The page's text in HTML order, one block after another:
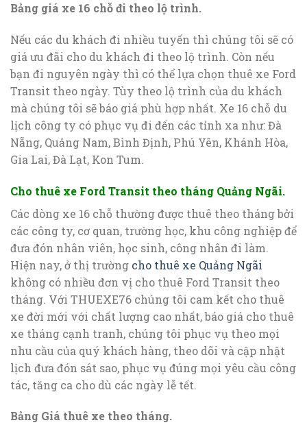
Bảng giá xe 16 chỗ đi theo lộ trình.
Nếu các du khách đi nhiều tuyến thì chúng tôi sẽ có
giá ưu đãi cho du khách đi theo lộ trình. Còn nếu
bạn đi nguyên ngày thì có thể lựa chọn thuê xe Ford
Transit theo ngày. Tùy theo lộ trình của du khách
mà chúng tôi sẽ báo giá phù hợp nhất. Xe 16 chỗ du
lịch công ty có phục vụ đi đến các tỉnh xa như: Đà
Nẵng, Quảng Nam, Bình Định, Phú Yên, Khánh Hòa,
Gia Lai, Đà Lạt, Kon Tum.
Cho thuê xe Ford Transit theo tháng Quảng Ngãi.
Các dòng xe 16 chỗ thường được thuê theo tháng bởi
các công ty, cơ quan, trường học, khu công nghiệp để
đưa đón nhân viên, học sinh, công nhân đi làm.
Hiện nay, ở thị trường cho thuê xe Quảng Ngãi
không có nhiều đơn vị cho thuê Ford Transit theo
tháng. Với THUEXE76 chúng tôi cam kết cho thuê
xe đời mới với chất lượng cao nhất, báo giá cho thuê
xe tháng cạnh tranh, chúng tôi phục vụ theo mọi
nhu cầu của quý khách hàng, theo dõi và cập nhật
lịch đưa đón sát sao, phục vụ đúng mọi yêu cầu công
tác, tăng ca cho dù các ngày lễ tết.
Bảng Giá thuê xe theo tháng.